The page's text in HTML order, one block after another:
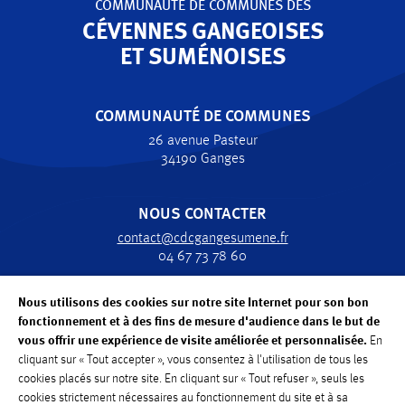
COMMUNAUTÉ DE COMMUNESDES
CÉVENNES GANGEOISES
ET SUMÉNOISES
COMMUNAUTÉ DE COMMUNES
26 avenue Pasteur
34190 Ganges
NOUS CONTACTER
contact@cdcgangesumene.fr
04 67 73 78 60
HORAIRES
Lundi, Mardi, Jeudi, Vendredi : de 8h30 à 12h30
Mercredi: de 8h30 à 12h
Nous utilisons des cookies sur notre site Internet pour son bon
fonctionnement et à des fins de mesure d'audience dans le but de
vous offrir une expérience de visite améliorée et personnalisée. En
cliquant sur « Tout accepter », vous consentez à l'utilisation de tous les
cookies placés sur notre site. En cliquant sur « Tout refuser », seuls les
cookies strictement nécessaires au fonctionnement du site et à sa